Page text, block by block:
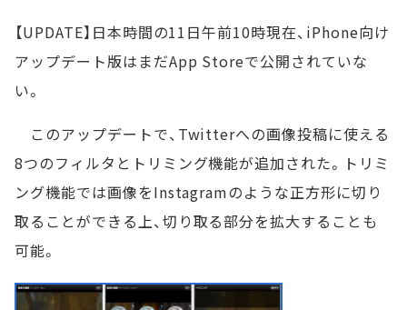
【UPDATE】日本時間の11日午前10時現在、iPhone向け
アップデート版はまだApp Storeで公開されていな
い。
このアップデートで、Twitterへの画像投稿に使える
8つのフィルタとトリミング機能が追加された。トリミ
ング機能では画像をInstagramのような正方形に切り
取ることができる上、切り取る部分を拡大することも
可能。